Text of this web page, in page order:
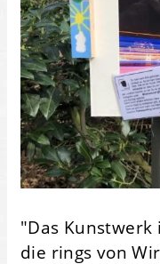
"Das Kunstwerk
die rings von